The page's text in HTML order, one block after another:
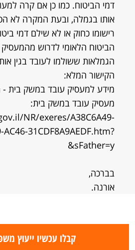
דמי הביטוח. כמו כן אם קרה
אותו בגמלה, ובעת המקרה לא
רישומו כחוק או לא שילם דמי
הביטוח הלאומי לדרוש
הגמלאות ששולמו לעובד בגין
הקישור המלא:
מידע למעסיק עובד במשק בית -
מעסיק עובד במשק בית:
NR/exeres/A38C6A49-
AC46-31CDF8A9AEDF.htm?
&sFather=y
בברכה,
אורנה.
קבלו עכשיו ייעוץ